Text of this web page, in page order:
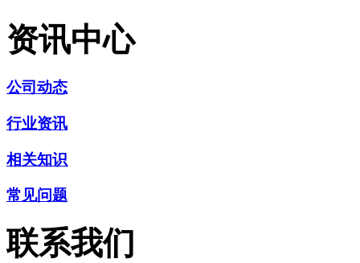
资讯中心
公司动态
行业资讯
相关知识
常见问题
联系我们